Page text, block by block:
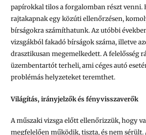
papírokkal tilos a forgalomban részt venni.
rajtakapnak egy közúti ellenőrzésen,
bírságokra számíthatunk. Az utóbbi
vizsgákból fakadó bírságok száma, illetve
drasztikusan megemelkedett. A felelősség
üzembentartót terheli, ami céges autó
problémás helyzeteket teremthet.
Világítás, irányjelzők és fényvisszaverők
A műszaki vizsga előtt ellenőrizzük, hogy
megfelelően működik, tiszta, és nem sérült.